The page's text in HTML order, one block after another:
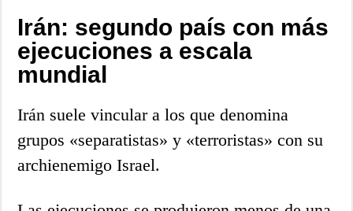
Irán: segundo país con más
ejecuciones a escala
mundial
Irán suele vincular a los que denomina
grupos «separatistas» y «terroristas» con su
archienemigo Israel.